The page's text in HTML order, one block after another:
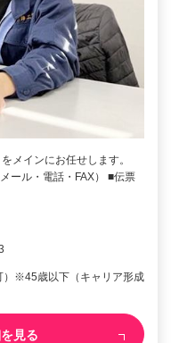
メインにお任せします。
ール・電話・FAX） ■伝票
）※45歳以下（キャリア形成
見る